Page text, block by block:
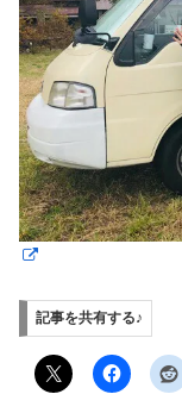
記事を共有する♪